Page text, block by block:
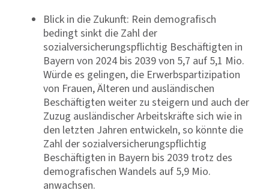
Blick in die Zukunft: Rein demografisch
bedingt sinkt die Zahl der
sozialversicherungspflichtig Beschäftigten in
Bayern von 2024 bis 2039 von 5,7 auf 5,1 Mio.
Würde es gelingen, die Erwerbspartizipation
von Frauen, Älteren und ausländischen
Beschäftigten weiter zu steigern und auch der
Zuzug ausländischer Arbeitskräfte sich wie in
den letzten Jahren entwickeln, so könnte die
Zahl der sozialversicherungspflichtig
Beschäftigten in Bayern bis 2039 trotz des
demografischen Wandels auf 5,9 Mio.
anwachsen.